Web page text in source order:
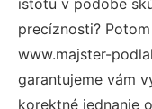
precíznosti?
www.majster-
garantujeme vám
korektné jednanie